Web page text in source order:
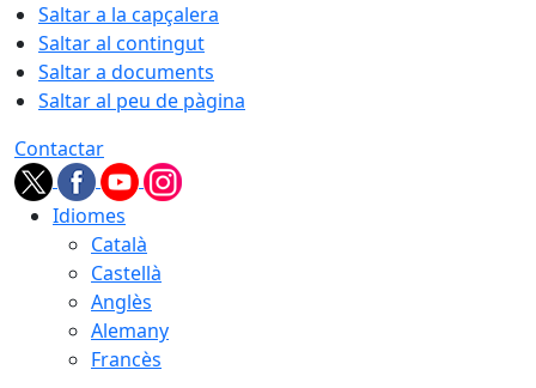
Saltar a la capçalera
Saltar al contingut
Saltar a documents
Saltar al peu de pàgina
Contactar
Idiomes
Català
Castellà
Anglès
Alemany
Francès